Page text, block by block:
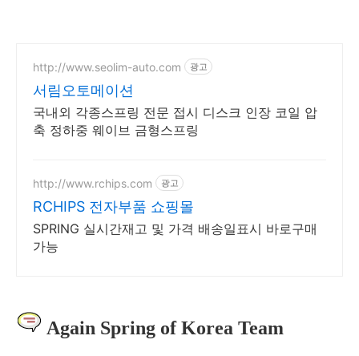
http://www.seolim-auto.com 광고
서림오토메이션
국내외 각종스프링 전문 접시 디스크 인장 코일 압
축 정하중 웨이브 금형스프링
http://www.rchips.com 광고
RCHIPS 전자부품 쇼핑몰
SPRING 실시간재고 및 가격 배송일표시 바로구매
가능
Again Spring of Korea Team